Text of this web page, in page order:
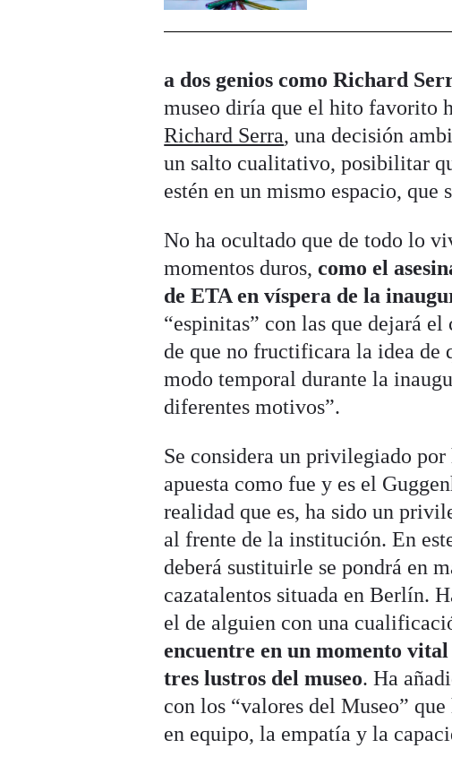
a dos genios como Richard
museo diría que el hito favorito
Richard Serra, una decisión
un salto cualitativo, posibilitar
estén en un mismo espacio, que
No ha ocultado que de todo lo
momentos duros,como el
de ETA en víspera de la
“espinitas” con las que dejará
de que no fructificara la idea de
modo temporal durante la
diferentes motivos”.
Se considera un privilegiado
apuesta como fue y es el
realidad que es, ha sido un
al frente de la institución. En
deberá sustituirle se pondrá en
cazatalentos situada en Berlín.
el de alguien con una
encuentre en un momento
tres lustros del museo. Ha
con los “valores del Museo”
en equipo, la empatía y la